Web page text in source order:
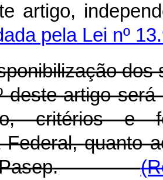
artigo,
pela Lei nº
deste artigo
critérios e
Federal, quanto
Pasep.